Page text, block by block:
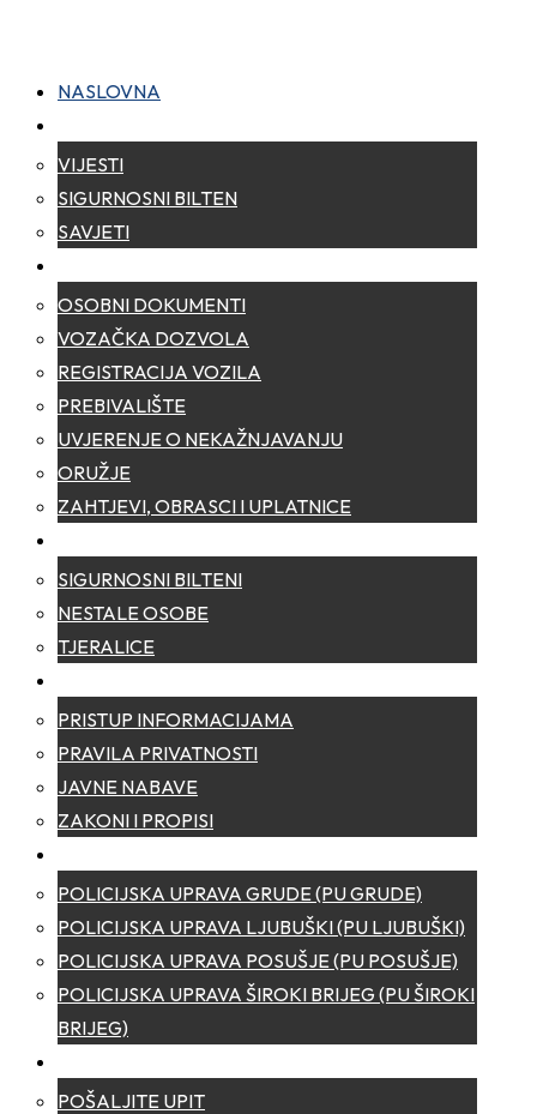
NASLOVNA
VIJESTI
SIGURNOSNI BILTEN
SAVJETI
OSOBNI DOKUMENTI
VOZAČKA DOZVOLA
REGISTRACIJA VOZILA
PREBIVALIŠTE
UVJERENJE O NEKAŽNJAVANJU
ORUŽJE
ZAHTJEVI, OBRASCI I UPLATNICE
SIGURNOSNI BILTENI
NESTALE OSOBE
TJERALICE
PRISTUP INFORMACIJAMA
PRAVILA PRIVATNOSTI
JAVNE NABAVE
ZAKONI I PROPISI
POLICIJSKA UPRAVA GRUDE (PU GRUDE)
POLICIJSKA UPRAVA LJUBUŠKI (PU LJUBUŠKI)
POLICIJSKA UPRAVA POSUŠJE (PU POSUŠJE)
POLICIJSKA UPRAVA ŠIROKI BRIJEG (PU ŠIROKI
BRIJEG)
POŠALJITE UPIT